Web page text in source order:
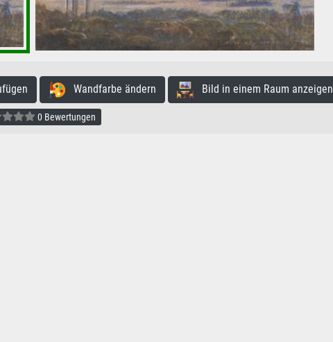
Wandfarbe ändern Bild in einem Raum anzeigen
0 Bewertungen